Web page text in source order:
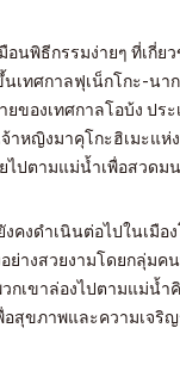
อนพิธีกรรมง่ายๆ ที่เกี่ย
นเทศกาลฟุเน็กโกะ-
ของเทศกาลโอบ้ง ป
าหญิงมาคุโกะฮิเมะแ
ไปตามแม่น้ำเพื่อสวดม
งดำเนินต่อไปในเมือ
ย่างสวยงามโดยกลุ่มค
กเขาล่องไปตามแม่น้
สุขภาพและความเจริ